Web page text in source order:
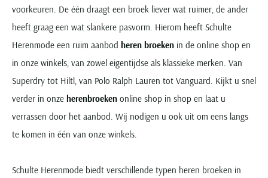
voorkeuren. De één draagt een broek liever wat ruimer, de ander
heeft graag een wat slankere pasvorm. Hierom heeft Schulte
Herenmode een ruim aanbod heren broeken in de online shop en
in onze winkels, van zowel eigentijdse als klassieke merken. Van
Superdry tot Hiltl, van Polo Ralph Lauren tot Vanguard. Kijkt u snel
verder in onze herenbroeken online shop in shop en laat u
verrassen door het aanbod. Wij nodigen u ook uit om eens langs
te komen in één van onze winkels.
Schulte Herenmode biedt verschillende typen heren broeken in